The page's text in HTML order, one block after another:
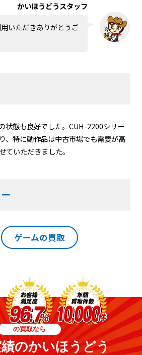
かいほうどうスタッフ
いただきありがとうご
状態も良好でした。CUH-2200シリー
、特に動作品は中古市場でも需要が高
ていただきました。
ゲームの買取
の買取なら
のかいほうどう